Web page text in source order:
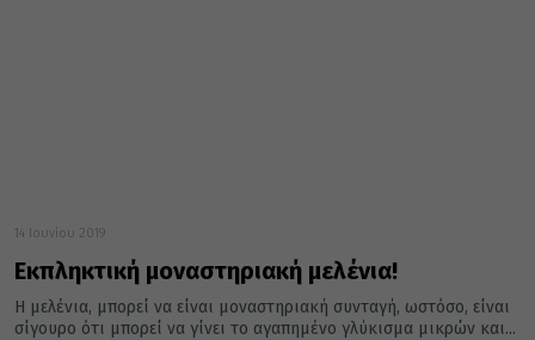
14 Ιουνίου 2019
Εκπληκτική μοναστηριακή μελένια!
Η μελένια, μπορεί να είναι μοναστηριακή συνταγή, ωστόσο, είναι
σίγουρο ότι μπορεί να γίνει το αγαπημένο γλύκισμα μικρών και...